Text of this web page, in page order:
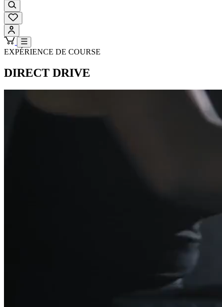
EXPÉRIENCE DE COURSE
DIRECT DRIVE